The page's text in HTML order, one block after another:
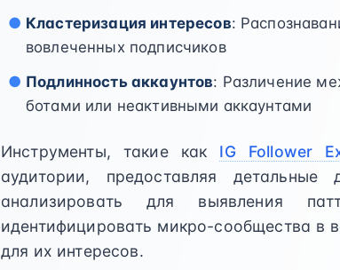
Кластеризация интересов:
вовлеченных подписчиков
Подлинность аккаунтов: Различение
ботами или неактивными аккаунтами
Инструменты, такие как IG Follower
аудитории, предоставляя
анализировать для выявления
идентифицировать микро-сообщества в
для их интересов.